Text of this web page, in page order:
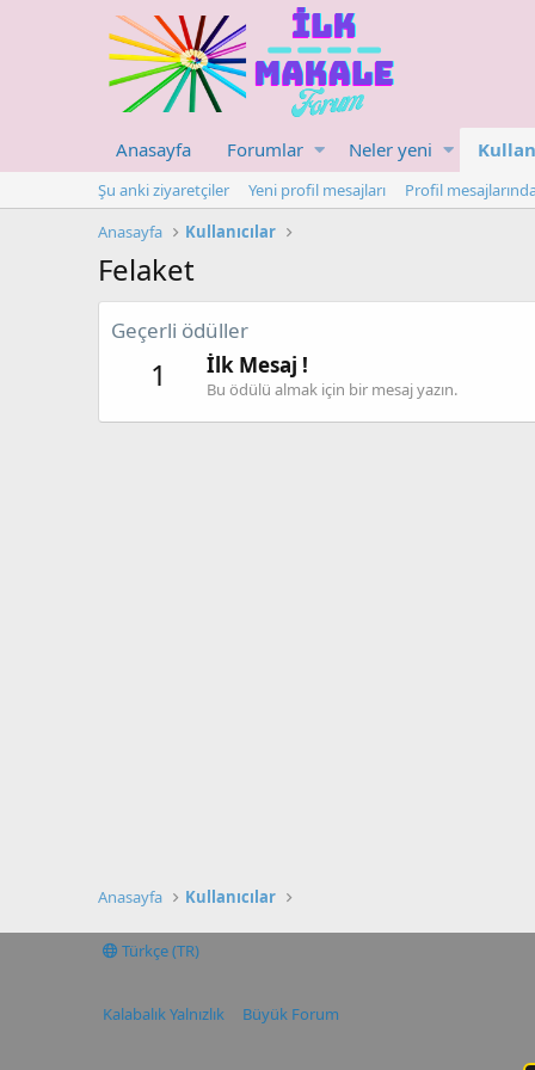
Anasayfa Forumlar Neler yeni
Şu anki ziyaretçiler Yeni profil mesajları
Profil
Anasayfa
Kullanıcılar
Felaket
Geçerli ödüller
1 İlk Mesaj !
Bu ödülü almak için bir mesaj yazın.
Anasayfa Kullanıcılar
Türkçe (TR)
Kalabalık Yalnızlık Büyük Forum